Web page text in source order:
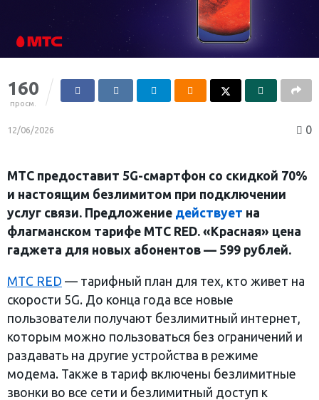
160
просм.
12/06/2026 0
МТС предоставит 5G-смартфон со скидкой 70%
и настоящим безлимитом при подключении
услуг связи. Предложение действует на
флагманском тарифе МТС RED. «Красная» цена
гаджета для новых абонентов — 599 рублей.
МТС RED — тарифный план для тех, кто живет на
скорости 5G. До конца года все новые
пользователи получают безлимитный интернет,
которым можно пользоваться без ограничений и
раздавать на другие устройства в режиме
модема. Также в тариф включены безлимитные
звонки во все сети и безлимитный доступ к